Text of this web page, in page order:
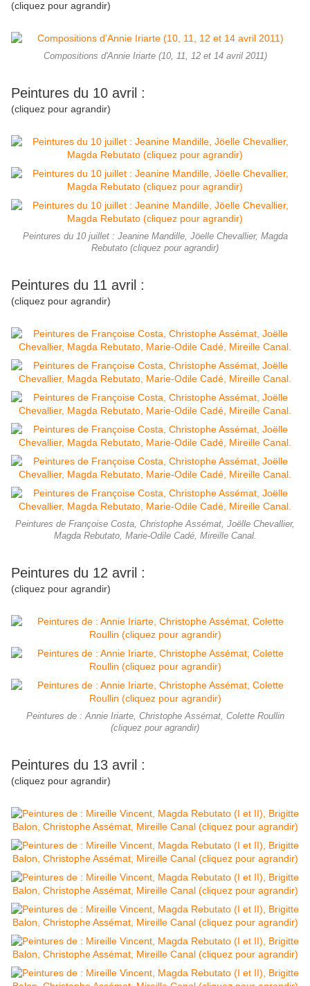
(cliquez pour agrandir)
Compositions d'Annie Iriarte (10, 11, 12 et 14 avril 2011)
Peintures du 10 avril :
(cliquez pour agrandir)
Peintures du 10 juillet : Jeanine Mandille, Jöelle Chevallier, Magda
Rebutato (cliquez pour agrandir)
Peintures du 11 avril :
(cliquez pour agrandir)
Peintures de Françoise Costa, Christophe Assémat, Joëlle Chevallier,
Magda Rebutato, Marie-Odile Cadé, Mireille Canal.
Peintures du 12 avril :
(cliquez pour agrandir)
Peintures de : Annie Iriarte, Christophe Assémat, Colette Roullin
(cliquez pour agrandir)
Peintures du 13 avril :
(cliquez pour agrandir)